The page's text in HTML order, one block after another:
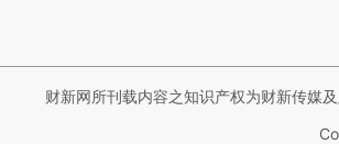
财新网所刊载内容之知识产权为财新传媒